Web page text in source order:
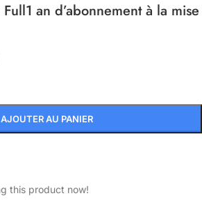
an d’abonnement à la mise
AJOUTER AU PANIER
this product now!